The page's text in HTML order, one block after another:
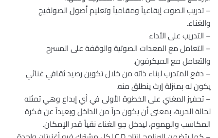
– تدريب الصوت إيقاعياً ومقامياً وتعليم أصول الصولفيج
والغناء. ‏
– التدريب على الأداء ‏
– التعامل مع المعدات الصوتية والوقفة على المسرح
والتعامل مع الميكرفون. ‏
– دفع المتدرب لبناء ذاته من خلال تكوين رصيد ثقافي غنائي
يكون له بمنزلة إرث ينطلق منه. ‏
– تحفيز المغني على الخطوة الأولى في أي إبداع وهي تمثله
لحالة الحرية، بمعنى أن يكون حراً من الداخل وبعيداً عن فكرة
المكاسب والهموم، ليدخل جو الغناء نقياً قدر الإمكان. ‏